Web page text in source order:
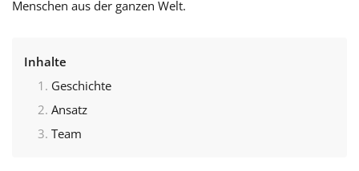
Menschen aus der ganzen Welt.
Inhalte
Geschichte
Ansatz
Team